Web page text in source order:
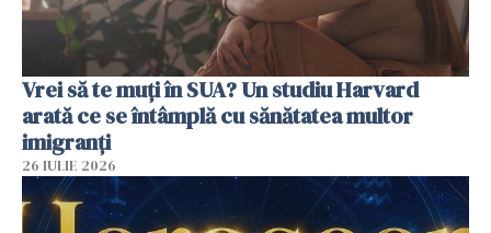
Vrei să te muți în SUA? Un studiu Harvard
arată ce se întâmplă cu sănătatea multor
imigranți
26 IULIE 2026